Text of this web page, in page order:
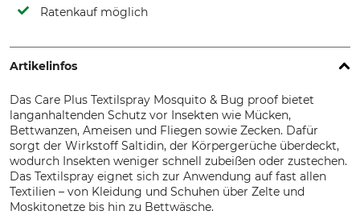
Ratenkauf möglich
Artikelinfos
Das Care Plus Textilspray Mosquito & Bug proof bietet
langanhaltenden Schutz vor Insekten wie Mücken,
Bettwanzen, Ameisen und Fliegen sowie Zecken. Dafür
sorgt der Wirkstoff Saltidin, der Körpergerüche überdeckt,
wodurch Insekten weniger schnell zubeißen oder zustechen.
Das Textilspray eignet sich zur Anwendung auf fast allen
Textilien – von Kleidung und Schuhen über Zelte und
Moskitonetze bis hin zu Bettwäsche.